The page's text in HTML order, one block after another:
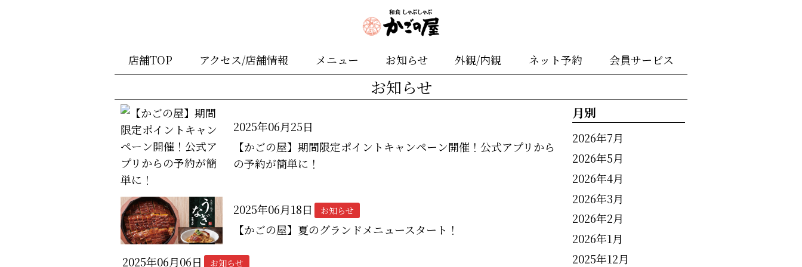
店舗TOP アクセス/店舗情報 メニュー お知らせ 外観/内観 ネット予約 会員サービス
お知らせ
2025年06月25日
【かごの屋】期間限定ポイントキャンペーン開催！公式アプリから
の予約が簡単に！
2025年06月18日 お知らせ
【かごの屋】夏のグランドメニュースタート！
2025年06月06日 お知らせ
月別
2026年7月
2026年5月
2026年4月
2026年3月
2026年2月
2026年1月
2025年12月